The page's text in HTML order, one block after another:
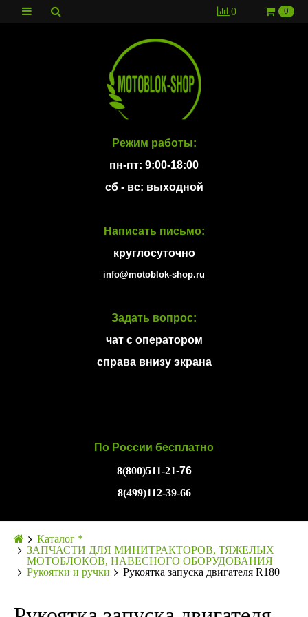
0 0
Режим работы:
пн-пт: 9:00-18:00
сб - вс: выходной
Написать письмо:
круглосуточно
info@motoblok-shop.ru
Задать вопрос:
чат с оператором
справа внизу экрана
По России бесплатно
8(800)511-21-76
8(499)112-39-66
Каталог *
ЗАПЧАСТИ ДЛЯ МИНИТРАКТОРОВ, ТЯЖЕЛЫХ
МОТОБЛОКОВ, НАВЕСНОГО ОБОРУДОВАНИЯ
Рукоятки и ручки
Рукоятка запуска двигателя R180